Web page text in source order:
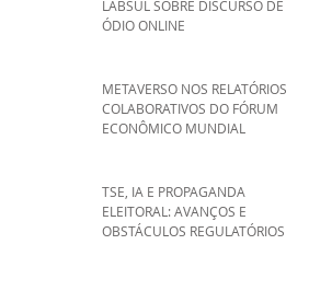
LABSUL SOBRE DISCURSO DE
ÓDIO ONLINE
METAVERSO NOS RELATÓRIOS
COLABORATIVOS DO FÓRUM
ECONÔMICO MUNDIAL
TSE, IA E PROPAGANDA
ELEITORAL: AVANÇOS E
OBSTÁCULOS REGULATÓRIOS